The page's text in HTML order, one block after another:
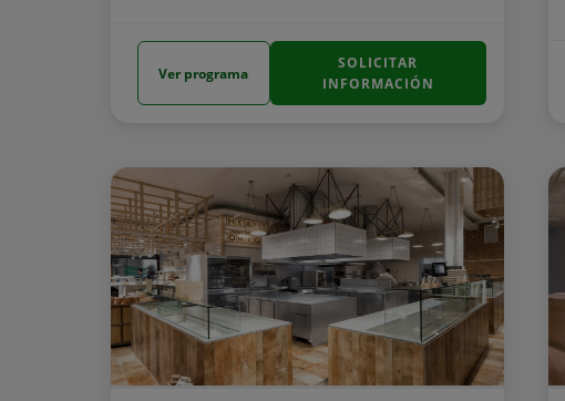
Ver programa
SOLICITAR
INFORMACIÓN